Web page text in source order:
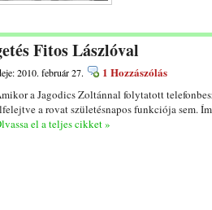
Fitos Lászlóval
2010. február 27. 1 Hozzászólás
a Jagodics Zoltánnal folytatott
a rovat születésnapos funkciója sem.
el a teljes cikket »